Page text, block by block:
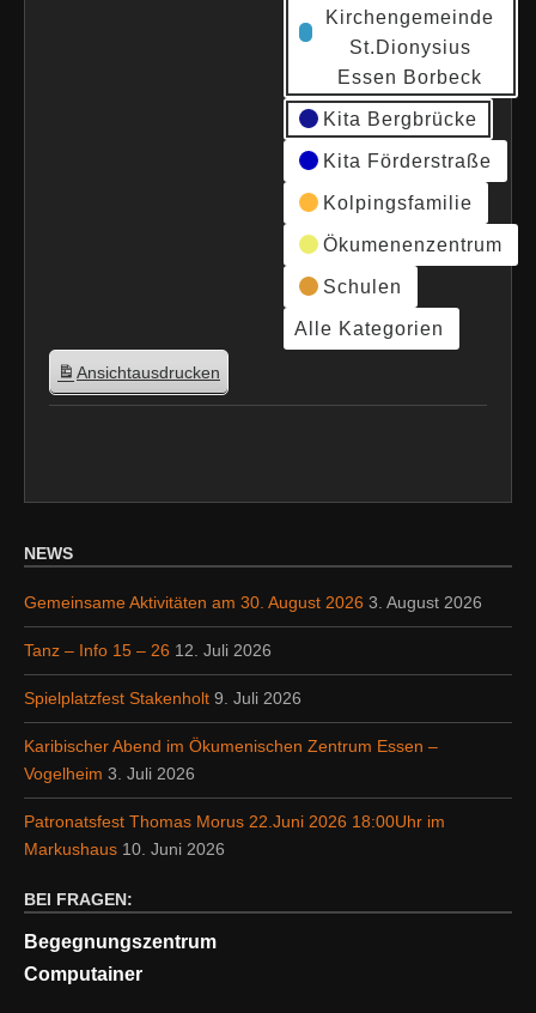
Kirchengemeinde
St.Dionysius
Essen Borbeck
Kita Bergbrücke
Kita Förderstraße
Kolpingsfamilie
Ökumenenzentrum
Schulen
Alle Kategorien
Ansichtausdrucken
NEWS
Gemeinsame Aktivitäten am 30. August 2026 3. August 2026
Tanz – Info 15 – 26 12. Juli 2026
Spielplatzfest Stakenholt 9. Juli 2026
Karibischer Abend im Ökumenischen Zentrum Essen –
Vogelheim 3. Juli 2026
Patronatsfest Thomas Morus 22.Juni 2026 18:00Uhr im
Markushaus 10. Juni 2026
BEI FRAGEN:
Begegnungszentrum
Computainer